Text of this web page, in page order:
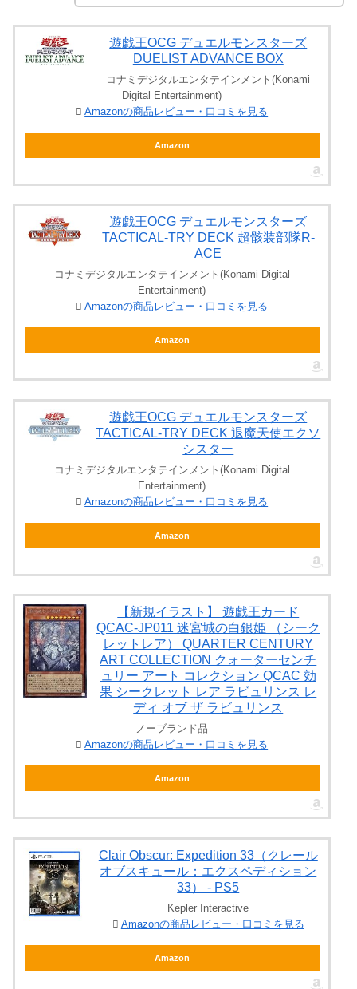
遊戯王OCG デュエルモンスターズ
DUELIST ADVANCE BOX
コナミデジタルエンタテインメント(Konami
Digital Entertainment)
Amazonの商品レビュー・口コミを見る
Amazon
遊戯王OCG デュエルモンスターズ
TACTICAL-TRY DECK 超骸装部隊R-
ACE
コナミデジタルエンタテインメント(Konami Digital
Entertainment)
Amazonの商品レビュー・口コミを見る
Amazon
遊戯王OCG デュエルモンスターズ
TACTICAL-TRY DECK 退魔天使エクソ
シスター
コナミデジタルエンタテインメント(Konami Digital
Entertainment)
Amazonの商品レビュー・口コミを見る
Amazon
【新規イラスト】 遊戯王カード
QCAC-JP011 迷宮城の白銀姫 （シーク
レットレア） QUARTER CENTURY
ART COLLECTION クォーターセンチ
ュリー アート コレクション QCAC 効
果 シークレット レア ラビュリンス レ
ディ オブ ザ ラビュリンス
ノーブランド品
Amazonの商品レビュー・口コミを見る
Amazon
Clair Obscur: Expedition 33（クレール
オブスキュール：エクスペディション
33） - PS5
Kepler Interactive
Amazonの商品レビュー・口コミを見る
Amazon